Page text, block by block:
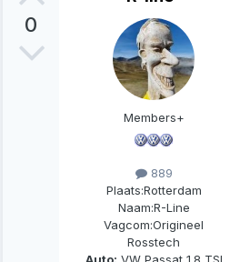
0
Members+
889
Plaats:Rotterdam
Naam:R-Line
Vagcom:Origineel
Rosstech
Auto: VW Passat 1.8 TSI